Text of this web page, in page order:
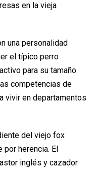
en la vieja
una personalidad
el típico perro
para su tamaño.
competencias de
vivir en departamentos
del viejo fox
por herencia. El
inglés y cazador